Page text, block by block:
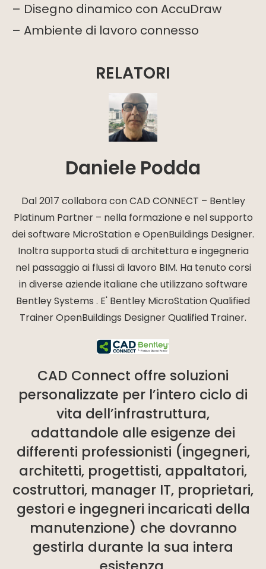
– Disegno dinamico con AccuDraw
– Ambiente di lavoro connesso
RELATORI
Daniele Podda
Dal 2017 collabora con CAD CONNECT – Bentley
Platinum Partner – nella formazione e nel supporto
dei software MicroStation e OpenBuildings Designer.
Inoltra supporta studi di architettura e ingegneria
nel passaggio ai flussi di lavoro BIM. Ha tenuto corsi
in diverse aziende italiane che utilizzano software
Bentley Systems . E' Bentley MicroStation Qualified
Trainer OpenBuildings Designer Qualified Trainer.
CAD Connect offre soluzioni
personalizzate per l’intero ciclo di
vita dell’infrastruttura,
adattandole alle esigenze dei
differenti professionisti (ingegneri,
architetti, progettisti, appaltatori,
costruttori, manager IT, proprietari,
gestori e ingegneri incaricati della
manutenzione) che dovranno
gestirla durante la sua intera